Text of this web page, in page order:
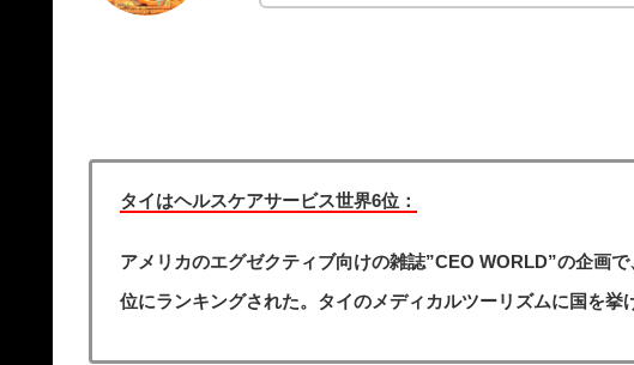
タイはヘルスケアサービス世界6位：
アメリカのエグゼクティブ向けの雑誌”CEO WORLD”の企画
位にランキングされた。タイのメディカルツーリズムに国を挙